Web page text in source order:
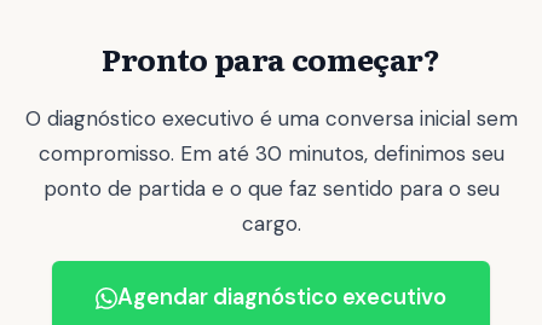
Pronto para começar?
O diagnóstico executivo é uma conversa inicial sem
compromisso. Em até 30 minutos, definimos seu
ponto de partida e o que faz sentido para o seu
cargo.
Agendar diagnóstico executivo